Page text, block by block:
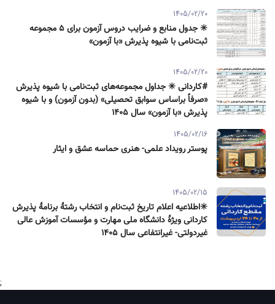
1405/02/20
✳️ جدول منابع و ضرایب دروس آزمون برای ۵ مجموعه
ثبت‌نامی با شیوه پذیرش «با آزمون»
1405/02/20
#کاردانی ✳️ جداول مجموعه‌های ثبت‌نامی با شیوه پذیرش
«صرفاً براساس سوابق تحصیلی» (بدون آزمون) و با شیوه
پذیرش «با آزمون» سال ۱۴۰۵
1405/02/16
پوستر رویداد علمی- هنری حماسه عشق و ایثار
1405/02/15
✳️اطلاعیه اعلام تاریخ ثبت‌نام و انتخاب رشتۀ برنامۀ پذیرش
كاردانی ویژۀ دانشگاه ملی مهارت و مؤسسات آموزش عالی
غیردولتی- غیرانتفاعی سال ۱۴۰۵
;